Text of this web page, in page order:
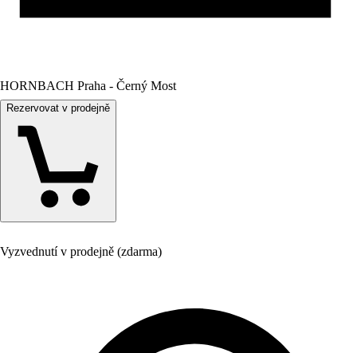
HORNBACH Praha - Černý Most
Rezervovat v prodejně
Vyzvednutí v prodejně (zdarma)